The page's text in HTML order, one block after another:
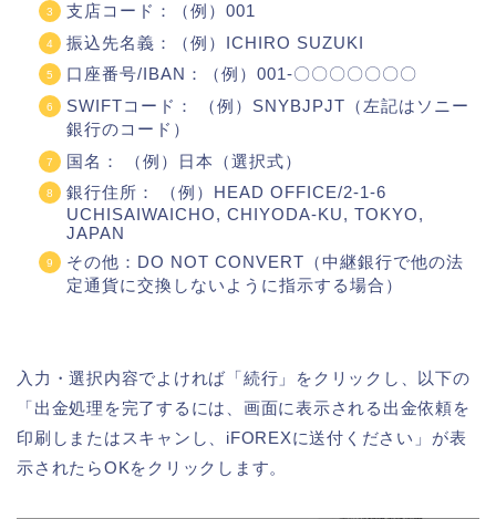
支店コード：（例）001
振込先名義：（例）ICHIRO SUZUKI
口座番号/IBAN：（例）001-〇〇〇〇〇〇〇
SWIFTコード： （例）SNYBJPJT（左記はソニー
銀行のコード）
国名： （例）日本（選択式）
銀行住所： （例）HEAD OFFICE/2-1-6
UCHISAIWAICHO, CHIYODA-KU, TOKYO,
JAPAN
その他：DO NOT CONVERT（中継銀行で他の法
定通貨に交換しないように指示する場合）
入力・選択内容でよければ「続行」をクリックし、以下の
「出金処理を完了するには、画面に表示される出金依頼を
印刷しまたはスキャンし、iFOREXに送付ください」が表
示されたらOKをクリックします。